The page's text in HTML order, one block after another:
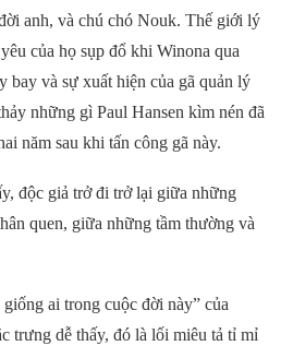
anh, và chú chó Nouk. Thế giới lý
của họ sụp đổ khi Winona qua
bay và sự xuất hiện của gã quản lý
những gì Paul Hansen kìm nén đã
năm sau khi tấn công gã này.
độc giả trở đi trở lại giữa những
quen, giữa những tầm thường và
ai trong cuộc đời này” của
trưng dễ thấy, đó là lối miêu tả tỉ mỉ